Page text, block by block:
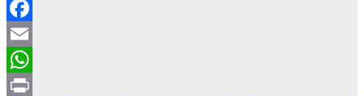
Facebook
Email
WhatsApp